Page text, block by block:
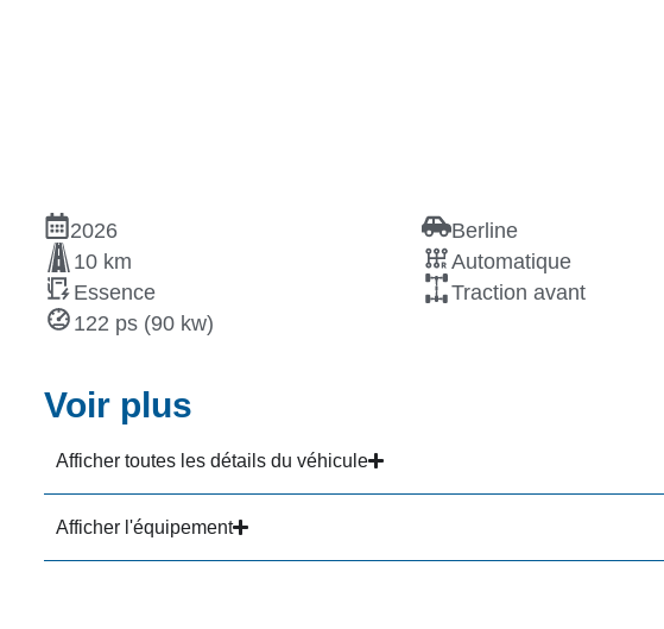
2026
Berline
10 km
Automatique
Essence
Traction avant
122 ps (90 kw)
Voir plus
Afficher toutes les détails du véhicule
Afficher l'équipement